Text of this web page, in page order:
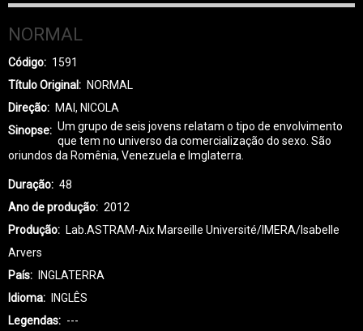
NORMAL
Código
1591
Título Original
NORMAL
Direção
MAI, NICOLA
Sinopse
Um grupo de seis jovens relatam o tipo de envolvimento
que tem no universo da comercialização do sexo. São
oriundos da Romênia, Venezuela e Imglaterra.
Duração
48
Ano de produção
2012
Produção
Lab.ASTRAM-Aix Marseille Université/IMERA/Isabelle
Arvers
País
INGLATERRA
Idioma
INGLÊS
Legendas
---